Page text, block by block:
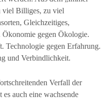
viel Billiges, zu viel
Gleichzeitiges,
Ökonomie gegen Ökologie.
Technologie gegen Erfahrung.
und Verbindlichkeit.
Verfall der
auch eine wachsende